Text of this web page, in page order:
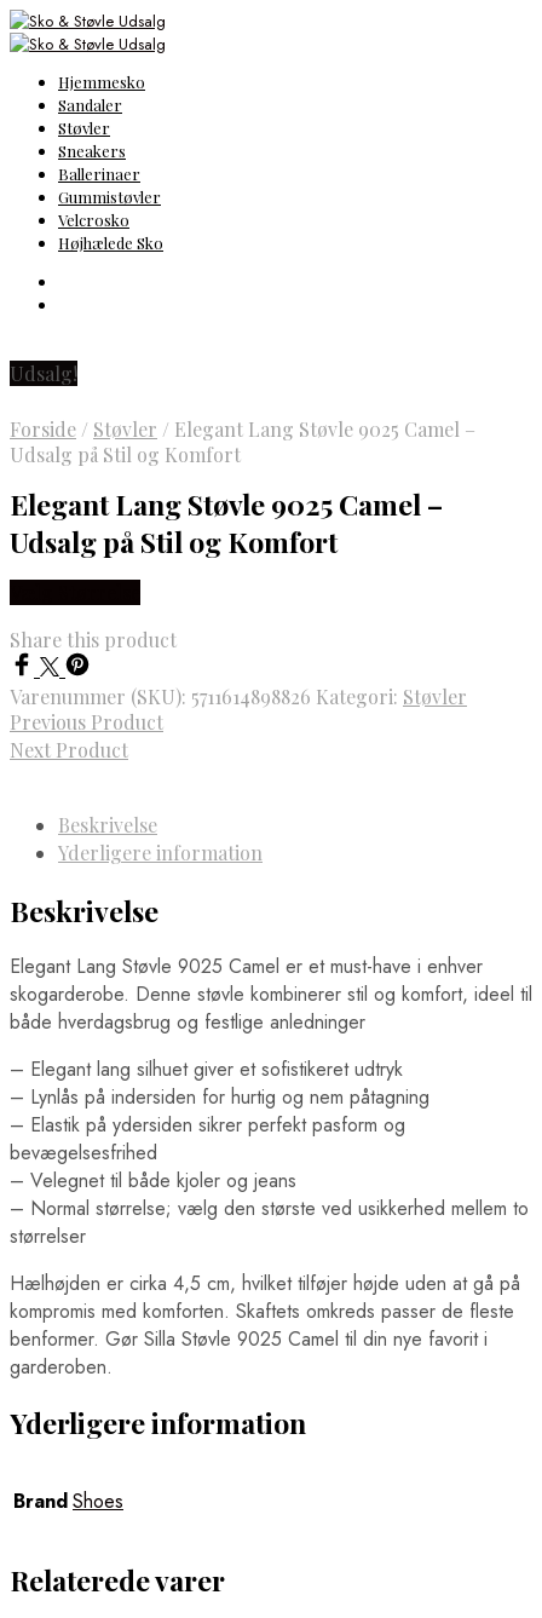
Hjemmesko
Sandaler
Støvler
Sneakers
Ballerinaer
Gummistøvler
Velcrosko
Højhælede Sko
Udsalg!
Forside / Støvler / Elegant Lang Støvle 9025 Camel –
Udsalg på Stil og Komfort
Elegant Lang Støvle 9025 Camel –
Udsalg på Stil og Komfort
Share this product
Varenummer (SKU): 5711614898826 Kategori: Støvler
Previous Product
Next Product
Beskrivelse
Yderligere information
Beskrivelse
Elegant Lang Støvle 9025 Camel er et must-have i enhver
skogarderobe. Denne støvle kombinerer stil og komfort, ideel til
både hverdagsbrug og festlige anledninger
– Elegant lang silhuet giver et sofistikeret udtryk
– Lynlås på indersiden for hurtig og nem påtagning
– Elastik på ydersiden sikrer perfekt pasform og
bevægelsesfrihed
– Velegnet til både kjoler og jeans
– Normal størrelse; vælg den største ved usikkerhed mellem to
størrelser
Hælhøjden er cirka 4,5 cm, hvilket tilføjer højde uden at gå på
kompromis med komforten. Skaftets omkreds passer de fleste
benformer. Gør Silla Støvle 9025 Camel til din nye favorit i
garderoben.
Yderligere information
BrandShoes
Relaterede varer